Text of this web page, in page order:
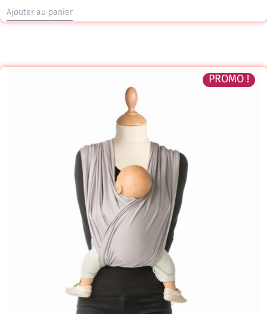
Ajouter au panier
PROMO !